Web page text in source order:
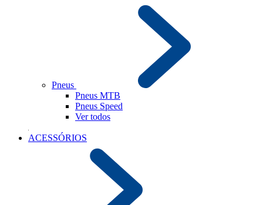
Pneus
Pneus MTB
Pneus Speed
Ver todos
ACESSÓRIOS